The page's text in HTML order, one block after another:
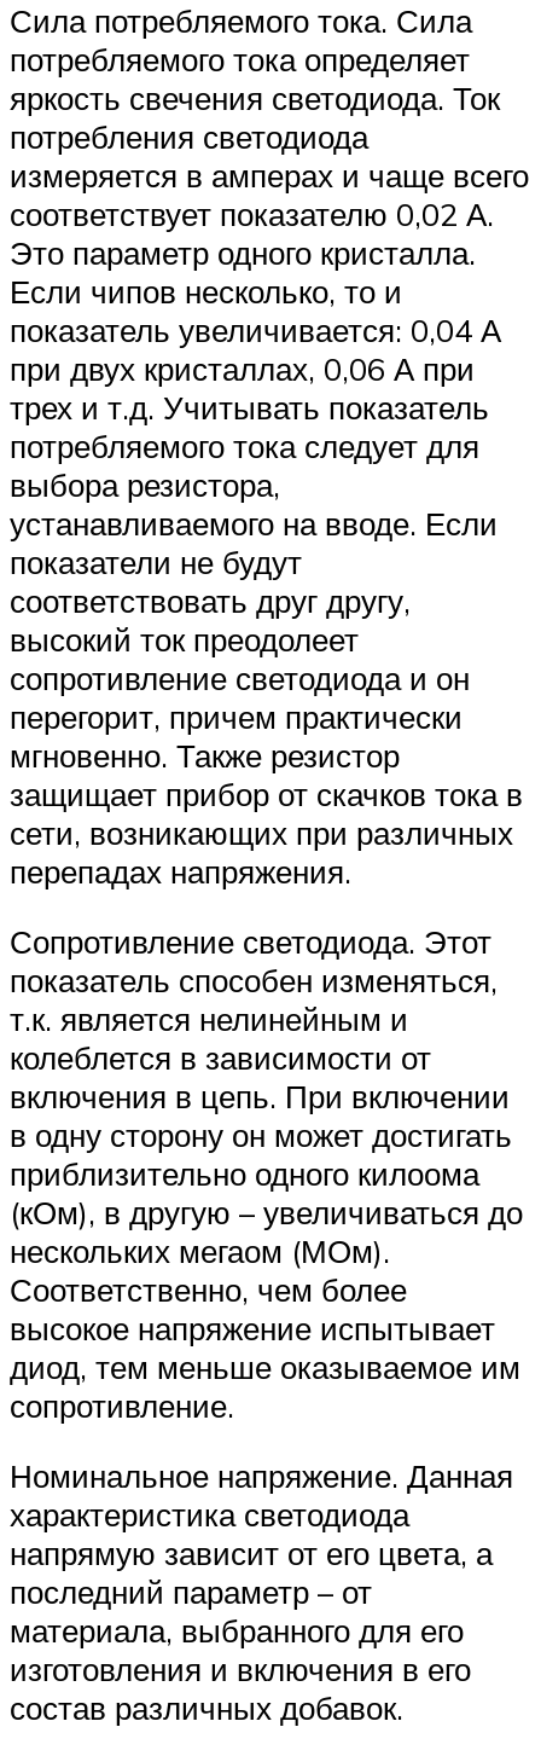
Сила потребляемого тока. Сила
потребляемого тока определяет
яркость свечения светодиода. Ток
потребления светодиода
измеряется в амперах и чаще всего
соответствует показателю 0,02 А.
Это параметр одного кристалла.
Если чипов несколько, то и
показатель увеличивается: 0,04 А
при двух кристаллах, 0,06 А при
трех и т.д. Учитывать показатель
потребляемого тока следует для
выбора резистора,
устанавливаемого на вводе. Если
показатели не будут
соответствовать друг другу,
высокий ток преодолеет
сопротивление светодиода и он
перегорит, причем практически
мгновенно. Также резистор
защищает прибор от скачков тока в
сети, возникающих при различных
перепадах напряжения.
Сопротивление светодиода. Этот
показатель способен изменяться,
т.к. является нелинейным и
колеблется в зависимости от
включения в цепь. При включении
в одну сторону он может достигать
приблизительно одного килоома
(кОм), в другую – увеличиваться до
нескольких мегаом (МОм).
Соответственно, чем более
высокое напряжение испытывает
диод, тем меньше оказываемое им
сопротивление.
Номинальное напряжение. Данная
характеристика светодиода
напрямую зависит от его цвета, а
последний параметр – от
материала, выбранного для его
изготовления и включения в его
состав различных добавок.